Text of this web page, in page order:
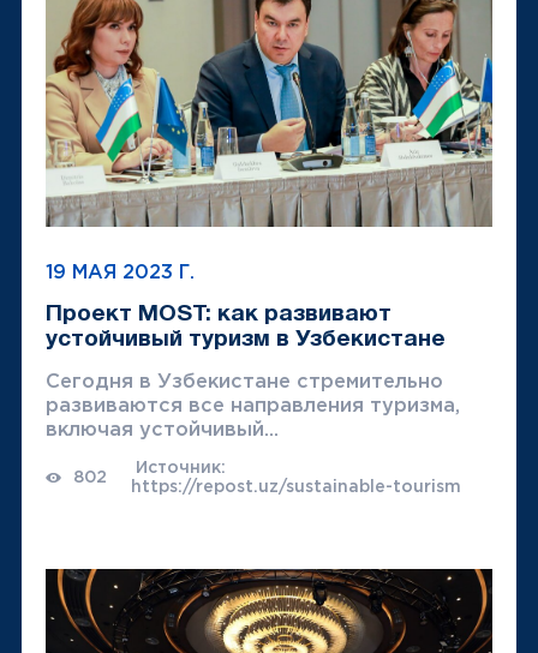
19 МАЯ 2023 Г.
Проект MOST: как развивают
устойчивый туризм в Узбекистане
Сегодня в Узбекистане стремительно
развиваются все направления туризма,
включая устойчивый...
802
Источник:
https://repost.uz/sustainable-tourism